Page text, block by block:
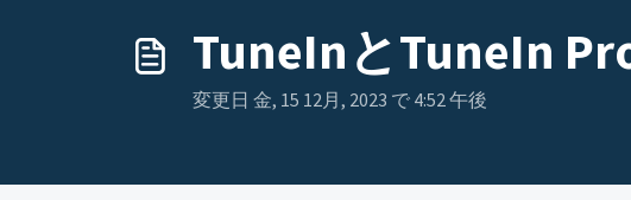
TuneInとTuneIn
変更日 金, 15 12月, 2023 で 4:52 午後